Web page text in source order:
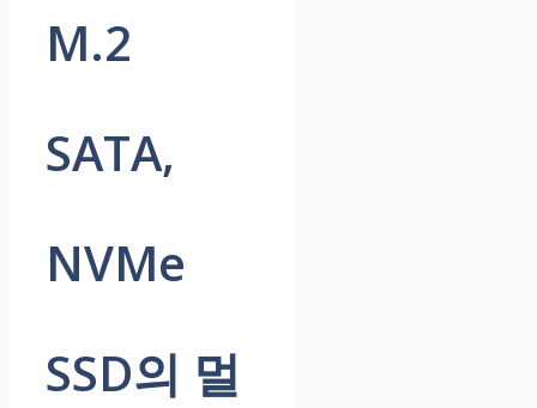
M.2
SATA,
NVMe
SSD의 멀